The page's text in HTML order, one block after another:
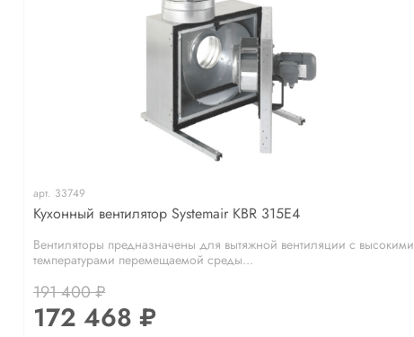
арт. 33749
Кухонный вентилятор Systemair KBR 315E4
Вентиляторы предназначены для вытяжной вентиляции с высокими
температурами перемещаемой среды...
191 400 ₽
172 468 ₽